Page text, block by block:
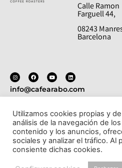
Calle Ramon
Farguell 44,
08243
Barcelona
info@cafearabo.com
T: 938 27 38 76
Politica de privacidad- Aviso legal- Política
- Condiciones de compra y devoluciones
© Todos los derechos reservados
Utilizamos cookies propias y
análisis de la navegación de
contenido y los anuncios,
sociales y analizar el tráfico. Al
consiente dichas cookies.